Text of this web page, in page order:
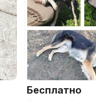
Бесплатно